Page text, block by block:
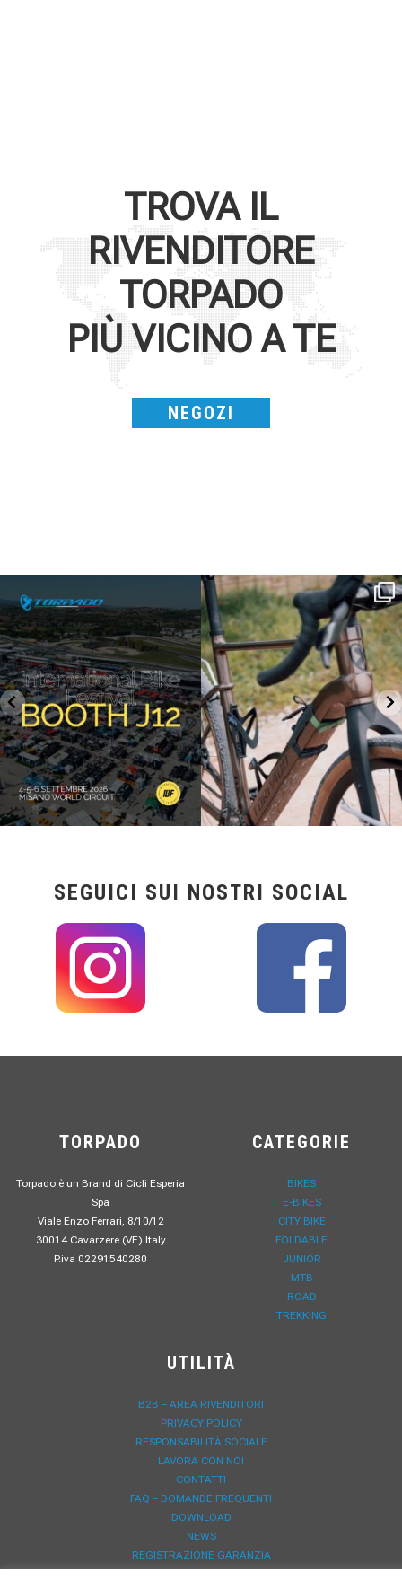
TROVA IL
RIVENDITORE
TORPADO
PIÙ VICINO A TE
NEGOZI
IBF sta per...
17 1
Kepler R è la gravel pensata per affrontare
lunghe...
27 0
SEGUICI SUI NOSTRI SOCIAL
TORPADO
Torpado è un Brand di Cicli Esperia
Spa
Viale Enzo Ferrari, 8/10/12
30014 Cavarzere (VE) Italy
P.iva 02291540280
CATEGORIE
BIKES
E-BIKES
CITY BIKE
FOLDABLE
JUNIOR
MTB
ROAD
TREKKING
UTILITÀ
B2B – AREA RIVENDITORI
PRIVACY POLICY
RESPONSABILITÀ SOCIALE
LAVORA CON NOI
CONTATTI
FAQ – DOMANDE FREQUENTI
DOWNLOAD
NEWS
REGISTRAZIONE GARANZIA